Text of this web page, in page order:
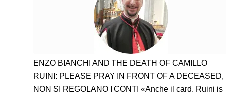
ENZO BIANCHI AND THE DEATH OF CAMILLO
RUINI: PLEASE PRAY IN FRONT OF A DECEASED,
NON SI REGOLANO I CONTI «Anche il card. Ruini is